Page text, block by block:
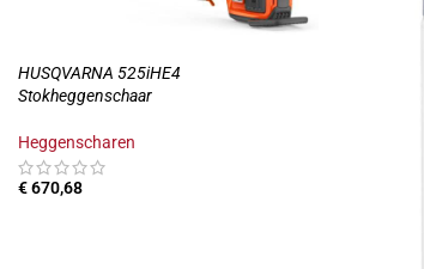
HUSQVARNA 525iHE4
Stokheggenschaar
Heggenscharen
€670,68